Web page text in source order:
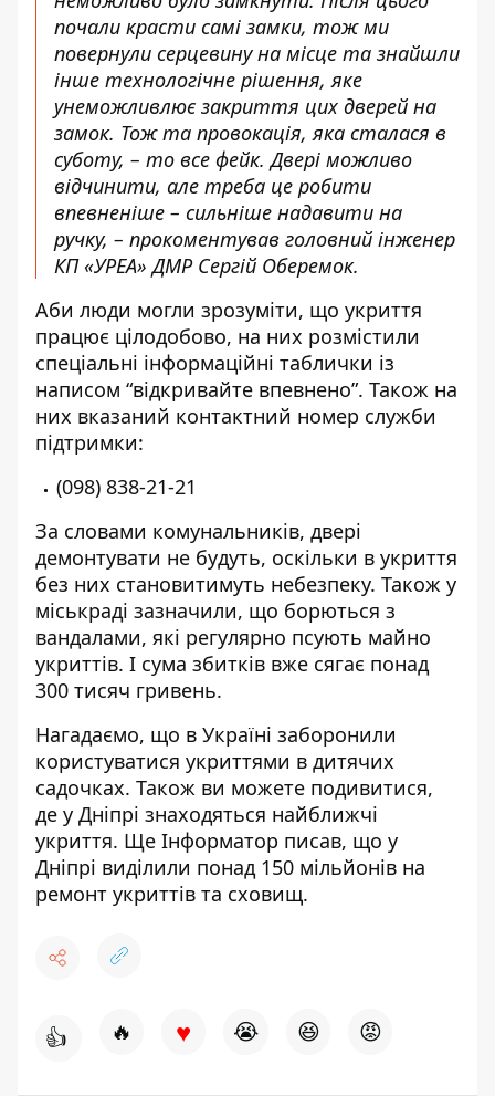
почали красти самі замки, тож ми
повернули серцевину на місце та знайшли
інше технологічне рішення, яке
унеможливлює закриття цих дверей на
замок. Тож та провокація, яка сталася в
суботу, – то все фейк. Двері можливо
відчинити, але треба це робити
впевненіше – сильніше надавити на
ручку, – прокоментував головний інженер
КП «УРЕА» ДМР Сергій Оберемок.
Аби люди могли зрозуміти, що укриття
працює цілодобово, на них розмістили
спеціальні інформаційні таблички із
написом “відкривайте впевнено”. Також на
них вказаний контактний номер служби
підтримки:
(098) 838-21-21
За словами комунальників, двері
демонтувати не будуть, оскільки в укриття
без них становитимуть небезпеку. Також у
міськраді зазначили, що борються з
вандалами, які регулярно псують майно
укриттів. І сума збитків вже сягає понад
300 тисяч гривень.
Нагадаємо, що в Україні заборонили
користуватися укриттями в дитячих
садочках. Також ви можете подивитися,
де у Дніпрі знаходяться найближчі
укриття. Ще Інформатор писав, що у
Дніпрі виділили понад 150 мільйонів на
ремонт укриттів та сховищ.
👍 🔥 ♥ 😭 😆 😡